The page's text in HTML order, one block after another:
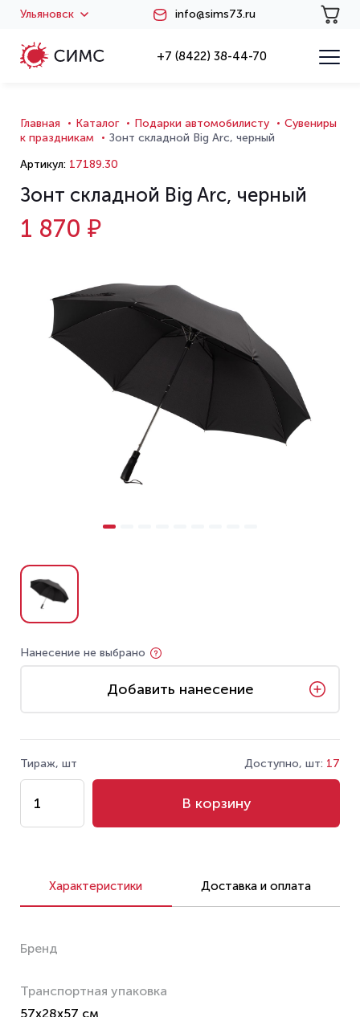
Ульяновск info@sims73.ru
+7 (8422) 38-44-70
Главная Каталог Подарки автомобилисту
Сувениры
к праздникам
Зонт складной Big Arc, черный
Артикул: 17189.30
Зонт складной Big Arc, черный
1 870 ₽
Нанесение не выбрано
Добавить нанесение
Тираж, шт Доступно, шт: 17
В корзину
Характеристики Доставка и оплата
Бренд
Транспортная упаковка
57x28x57 см